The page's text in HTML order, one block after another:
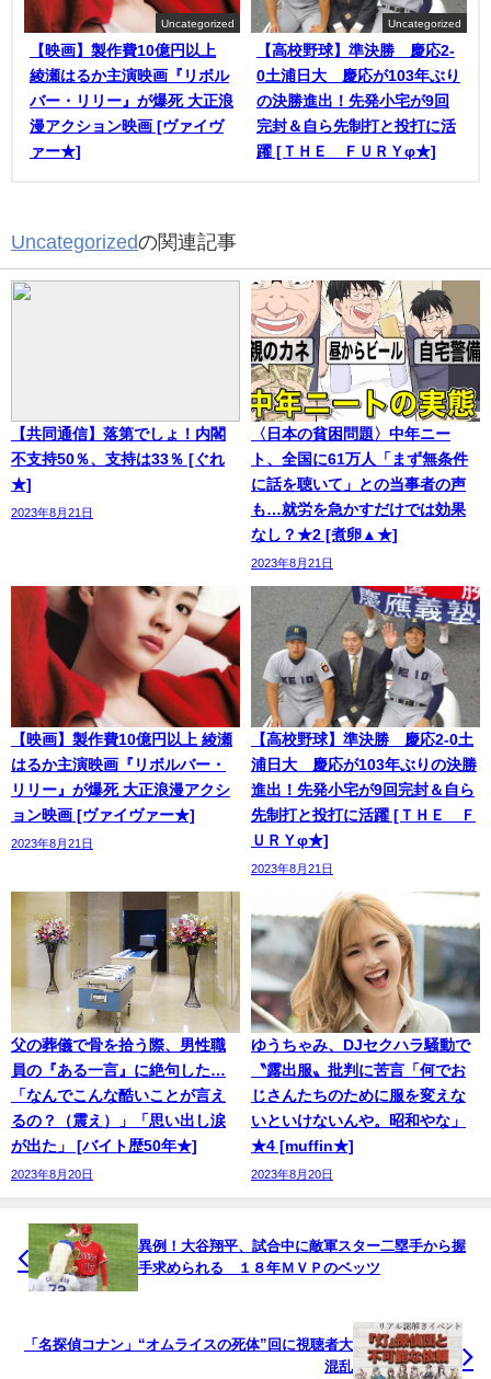
Uncategorized
【映画】製作費10億円以上
綾瀬はるか主演映画『リボル
バー・リリー』が爆死 大正浪
漫アクション映画 [ヴァイヴ
ァー★]
Uncategorized
【高校野球】準決勝 慶応2-
0土浦日大 慶応が103年ぶり
の決勝進出！先発小宅が9回
完封＆自ら先制打と投打に活
躍 [ＴＨＥ ＦＵＲＹφ★]
Uncategorizedの関連記事
【共同通信】落第でしょ！内閣
不支持50％、支持は33％ [ぐれ
★]
2023年8月21日
〈日本の貧困問題〉中年ニー
ト、全国に61万人「まず無条件
に話を聴いて」との当事者の声
も…就労を急かすだけでは効果
なし？★2 [煮卵▲★]
2023年8月21日
【映画】製作費10億円以上 綾瀬
はるか主演映画『リボルバー・
リリー』が爆死 大正浪漫アクシ
ョン映画 [ヴァイヴァー★]
2023年8月21日
【高校野球】準決勝 慶応2-0土
浦日大 慶応が103年ぶりの決勝
進出！先発小宅が9回完封＆自ら
先制打と投打に活躍 [ＴＨＥ Ｆ
ＵＲＹφ★]
2023年8月21日
父の葬儀で骨を拾う際、男性職
員の『ある一言』に絶句した…
「なんでこんな酷いことが言え
るの？（震え）」「思い出し涙
が出た」 [バイト歴50年★]
2023年8月20日
ゆうちゃみ、DJセクハラ騒動で
〝露出服〟批判に苦言「何でお
じさんたちのために服を変えな
いといけないんや。昭和やな」
★4 [muffin★]
2023年8月20日
異例！大谷翔平、試合中に敵軍スター二塁手から握
手求められる １８年ＭＶＰのベッツ
「名探偵コナン」“オムライスの死体”回に視聴者大
混乱